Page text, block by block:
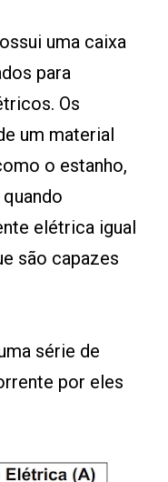
uma caixa
para
Os
um material
o estanho,
elétrica igual
são capazes
série de
por eles